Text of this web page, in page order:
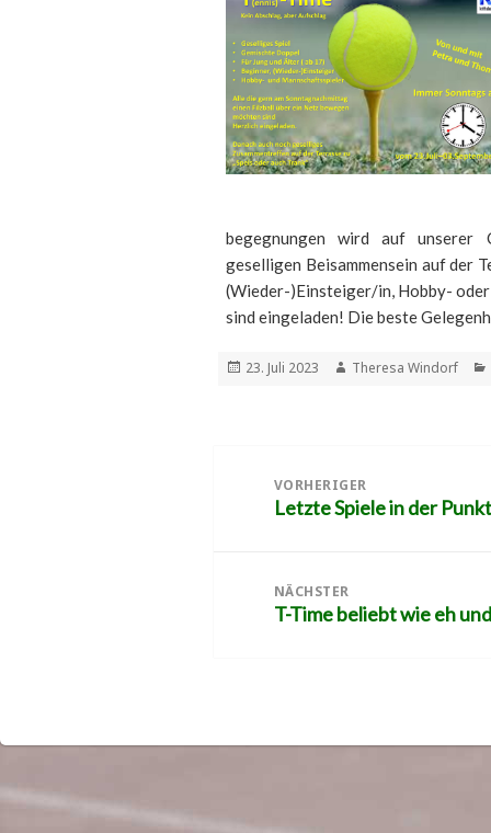
begegnungen wird auf unserer
geselligen Beisammensein auf der
(Wieder-)Einsteiger/in, Hobby-
sind eingeladen! Die beste
Veröffentlicht
23. Juli 2023 Autor
Theresa Windorf
VORHERIGER
Vorheriger
Letzte Spiele in der
NÄCHSTER
Nächster
T-Time beliebt wie eh